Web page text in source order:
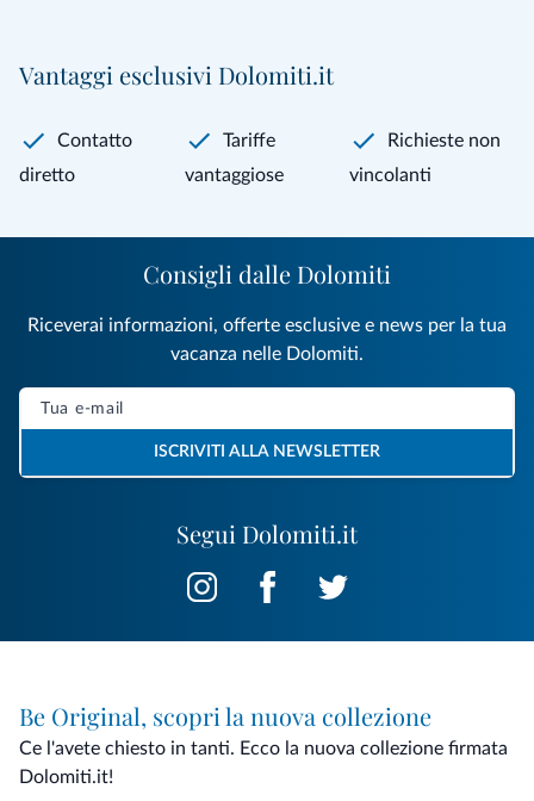
Vantaggi esclusivi Dolomiti.it
Contatto
diretto
Tariffe
vantaggiose
Richieste non
vincolanti
Segui Dolomiti.it
Consigli dalle Dolomiti
Riceverai informazioni, offerte esclusive e news per la tua
vacanza nelle Dolomiti.
ISCRIVITI ALLA NEWSLETTER
Be Original, scopri la nuova collezione
Ce l'avete chiesto in tanti. Ecco la nuova collezione firmata
Dolomiti.it!